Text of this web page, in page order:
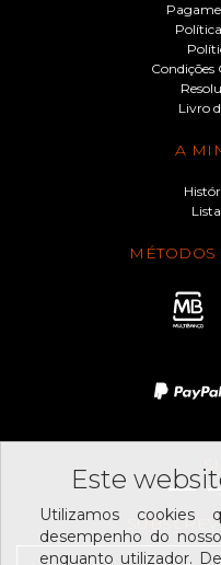
Condições
Livro
A
Este
Utilizamos cookies
desempenho do
enquanto utilizador.